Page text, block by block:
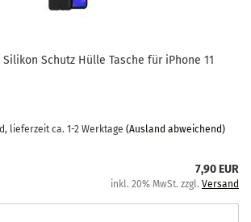
Schutz Hülle Ta­sche für iPho­ne 11
lieferzeit ca. 1-2 Werktage (Ausland abweichend)
7,90 EUR
inkl. 20% MwSt. zzgl. Versand